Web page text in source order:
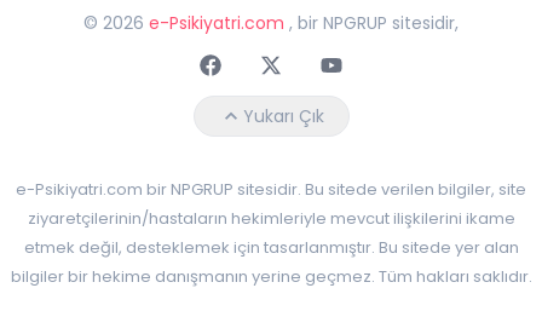
© 2026 e-Psikiyatri.com , bir NPGRUP sitesidir,
FaceebokTwitterYoutube
Yukarı Çık
e-Psikiyatri.com bir NPGRUP sitesidir. Bu sitede verilen bilgiler, site
ziyaretçilerinin/hastaların hekimleriyle mevcut ilişkilerini ikame
etmek değil, desteklemek için tasarlanmıştır. Bu sitede yer alan
bilgiler bir hekime danışmanın yerine geçmez. Tüm hakları saklıdır.